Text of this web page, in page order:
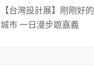
【台灣設計展】剛剛好的
城市 一日漫步遊嘉義